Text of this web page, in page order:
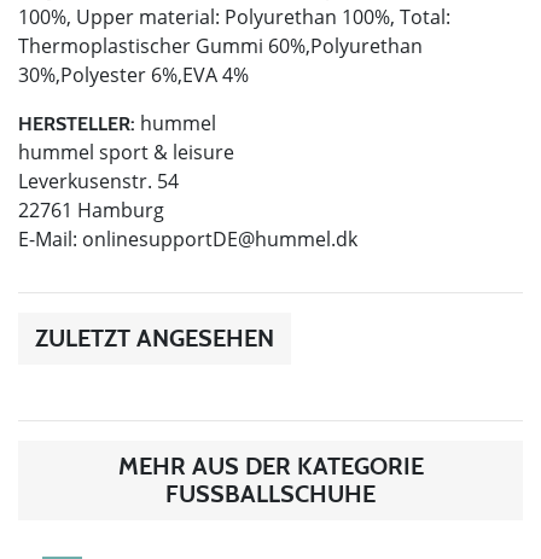
100%, Upper material: Polyurethan 100%, Total:
Thermoplastischer Gummi 60%,Polyurethan
30%,Polyester 6%,EVA 4%
HERSTELLER: hummel
hummel sport & leisure
Leverkusenstr. 54
22761 Hamburg
E-Mail: onlinesupportDE@hummel.dk
ZULETZT ANGESEHEN
MEHR AUS DER KATEGORIE
FUSSBALLSCHUHE